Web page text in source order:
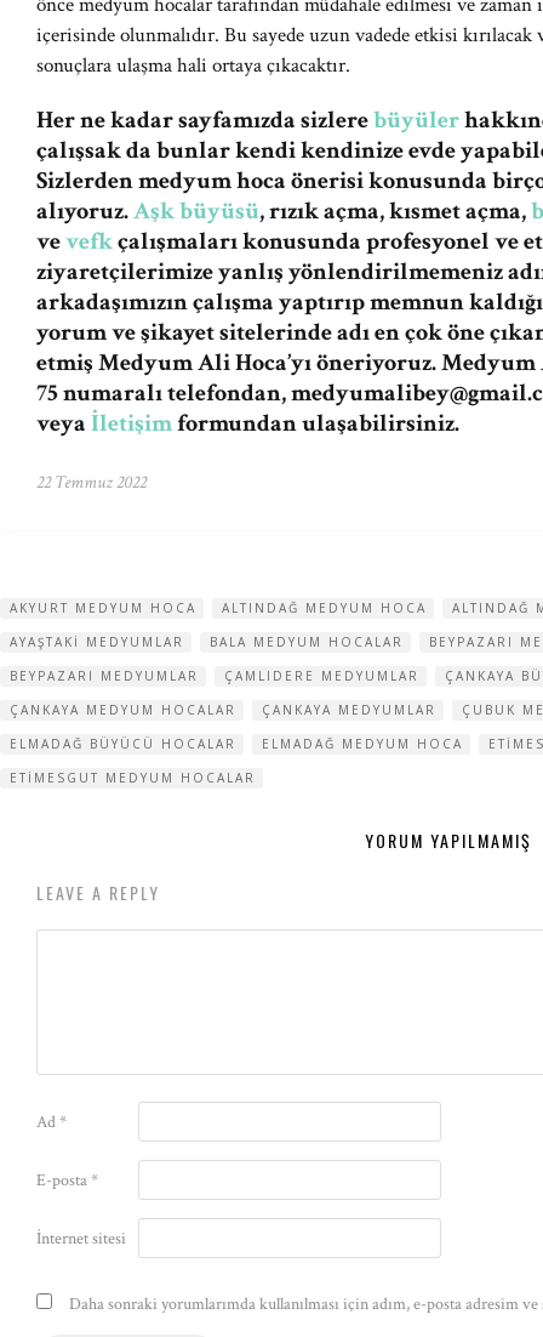
içerisinde olunmalıdır. Bu sayede uzun vadede etkisi kırılacak
sonuçlara ulaşma hali ortaya çıkacaktır.
Her ne kadar sayfamızda sizlerebüyüler
çalışsak da bunlar kendi kendinize evde
Sizlerden medyum hoca önerisi konusunda
alıyoruz.Aşk büyüsü, rızık açma, kısmet açma,
vevefkçalışmaları konusunda profesyonel ve
ziyaretçilerimize yanlış yönlendirilmemeniz
arkadaşımızın çalışma yaptırıp memnun
yorum ve şikayet sitelerinde adı en çok öne
etmiş Medyum Ali Hoca’yı öneriyoruz. Medyum
75 numaralı telefondan,
veyaİletişimformundan ulaşabilirsiniz.
22 Temmuz 2022
AKYURT MEDYUM HOCA ALTINDAĞ MEDYUM HOCA
ALTINDAĞ
AYAŞTAKI MEDYUMLAR
BALA MEDYUM HOCALAR
BEYPAZARI
BEYPAZARI MEDYUMLAR
ÇAMLIDERE MEDYUMLAR
ÇANKAYA
ÇANKAYA MEDYUM HOCALAR
ÇANKAYA MEDYUMLAR
ÇUBUK
ELMADAĞ BÜYÜCÜ HOCALAR
ELMADAĞ MEDYUM HOCA
ETIMESGUT MEDYUM HOCALAR
YORUM YAPILMAMIŞ
LEAVE A REPLY
Ad*
E-posta*
İnternet sitesi
Daha sonraki yorumlarımda kullanılması için adım, e-posta adresim